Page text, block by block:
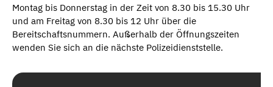
Montag bis Donnerstag in der Zeit von 8.30 bis 15.30 Uhr
und am Freitag von 8.30 bis 12 Uhr über die
Bereitschaftsnummern. Außerhalb der Öffnungszeiten
wenden Sie sich an die nächste Polizeidienststelle.